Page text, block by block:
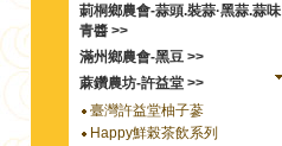
莿桐鄉農會-蒜頭.裝蒜·黑蒜.蒜味
青醬 >>
滿州鄉農會-黑豆 >>
蔴鑽農坊-許益堂 >>
臺灣許益堂柚子蔘
Happy鮮榖茶飲系列